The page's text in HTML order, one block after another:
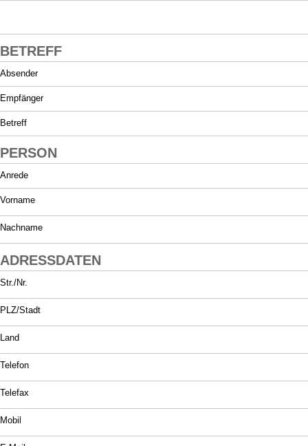
BETREFF
Absender
Empfänger
Betreff
PERSON
Anrede
Vorname
Nachname
ADRESSDATEN
Str./Nr.
PLZ/Stadt
Land
Telefon
Telefax
Mobil